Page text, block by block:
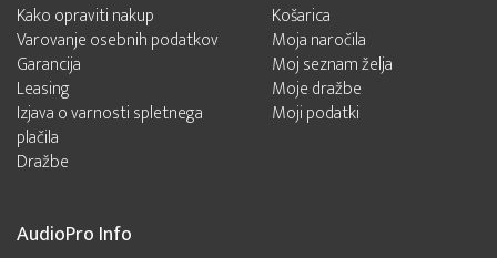
Kako opraviti nakup
Varovanje osebnih podatkov
Garancija
Leasing
Izjava o varnosti spletnega
plačila
Dražbe
Košarica
Moja naročila
Moj seznam želja
Moje dražbe
Moji podatki
AudioPro Info